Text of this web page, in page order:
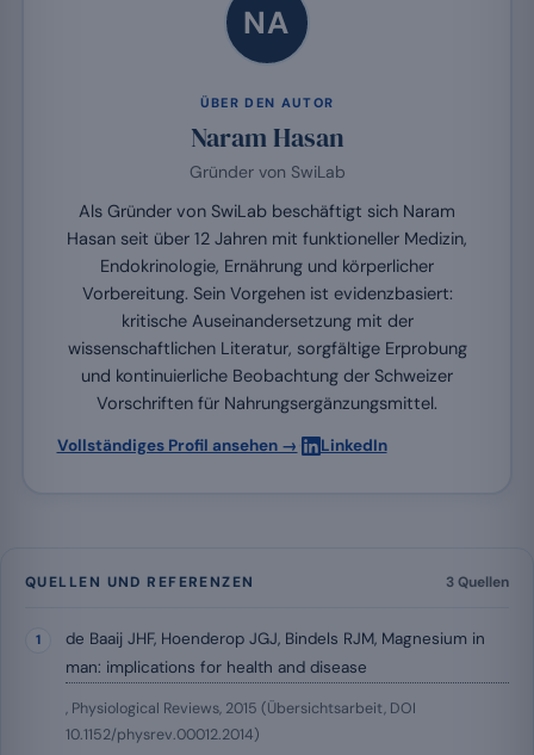
NA
ÜBER DEN AUTOR
Naram Hasan
Gründer von SwiLab
Als Gründer von SwiLab beschäftigt sich Naram
Hasan seit über 12 Jahren mit funktioneller Medizin,
Endokrinologie, Ernährung und körperlicher
Vorbereitung. Sein Vorgehen ist evidenzbasiert:
kritische Auseinandersetzung mit der
wissenschaftlichen Literatur, sorgfältige Erprobung
und kontinuierliche Beobachtung der Schweizer
Vorschriften für Nahrungsergänzungsmittel.
Vollständiges Profil ansehen → LinkedIn
QUELLEN UND REFERENZEN 3 Quellen
de Baaij JHF, Hoenderop JGJ, Bindels RJM, Magnesium in
man: implications for health and disease
, Physiological Reviews, 2015 (Übersichtsarbeit, DOI
10.1152/physrev.00012.2014)